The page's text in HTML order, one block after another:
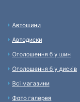
Автошини
Автодиски
Оголошення б у шин
Оголошення б у дисків
Всі магазини
Фото галерея